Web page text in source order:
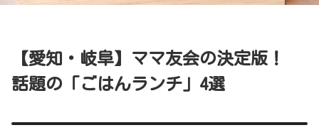
【愛知・岐阜】ママ友会の決定版！
話題の「ごはんランチ」4選
進路